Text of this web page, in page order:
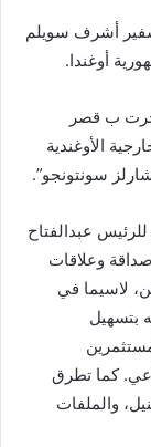
أشرف سويلم
أوغندا.
جرت ب قصر
الأوغندية
سونتونجو”.
عبدالفتاح
وعلاقات
لاسيما في
بتسهيل
كما تطرق
والملفات